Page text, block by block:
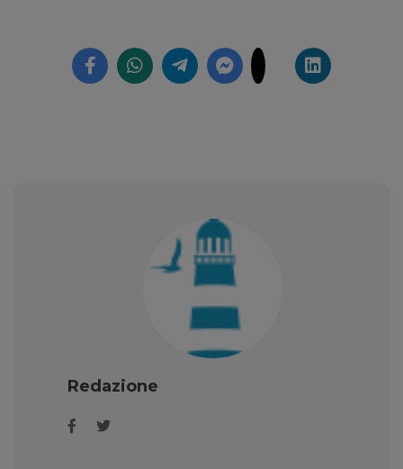
Redazione